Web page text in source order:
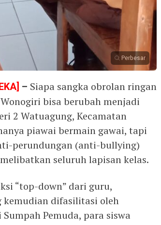
Perbesar
– Siapa sangka obrolan ringan
bisa berubah menjadi
2 Watuagung, Kecamatan
piawai bermain gawai, tapi
perundungan (anti-bullying)
seluruh lapisan kelas.
“top-down” dari guru,
kemudian difasilitasi oleh
Pemuda, para siswa